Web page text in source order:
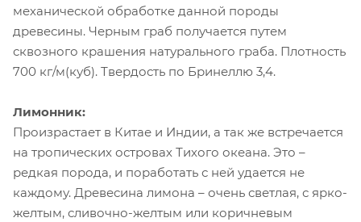
механической обработке данной породы
древесины. Черным граб получается путем
сквозного крашения натурального граба. Плотность
700 кг/м(куб). Твердость по Бринеллю 3,4.
Лимонник:
Произрастает в Китае и Индии, а так же встречается
на тропических островах Тихого океана. Это –
редкая порода, и поработать с ней удается не
каждому. Древесина лимона – очень светлая, с ярко-
желтым, сливочно-желтым или коричневым